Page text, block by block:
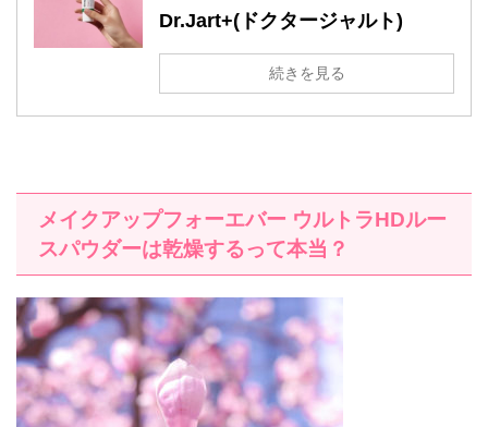
Dr.Jart+(ドクタージャルト)
続きを見る
メイクアップフォーエバー ウルトラHDルー
スパウダーは乾燥するって本当？